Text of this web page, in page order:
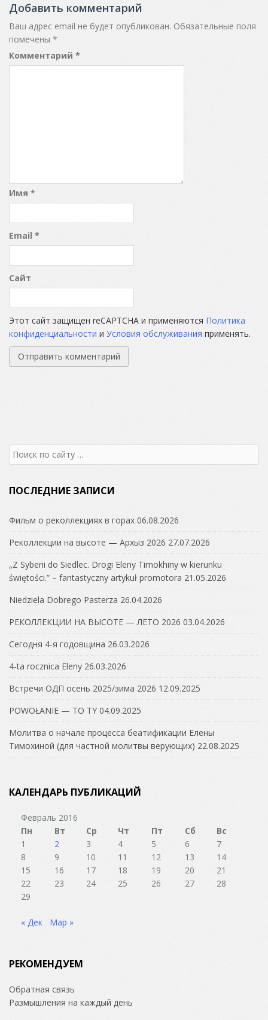
Добавить комментарий
Ваш адрес email не будет опубликован. Обязательные поля
помечены *
Комментарий *
Имя *
Email *
Сайт
Этот сайт защищен reCAPTCHA и применяются Политика
конфиденциальности и Условия обслуживания применять.
Search
for:
ПОСЛЕДНИЕ ЗАПИСИ
Фильм о реколлекциях в горах 06.08.2026
Реколлекции на высоте — Архыз 2026 27.07.2026
„Z Syberii do Siedlec. Drogi Eleny Timokhiny w kierunku
świętości.” – fantastyczny artykuł promotora 21.05.2026
Niedziela Dobrego Pasterza 26.04.2026
РЕКОЛЛЕКЦИИ НА ВЫСОТЕ — ЛЕТО 2026 03.04.2026
Сегодня 4-я годовщина 26.03.2026
4-ta rocznica Eleny 26.03.2026
Встречи ОДП осень 2025/зима 2026 12.09.2025
POWOŁANIE — TO TY 04.09.2025
Молитва о начале процесса беатификации Елены
Тимохиной (для частной молитвы верующих) 22.08.2025
КАЛЕНДАРЬ ПУБЛИКАЦИЙ
Февраль 2016
Пн
Вт Ср Чт Пт Сб
Вс
1
2 3 4 5 6
7
8
9 10 11 12 13
14
15
16 17 18 19 20
21
22
23 24 25 26 27
28
29
« Дек Мар »
РЕКОМЕНДУЕМ
Обратная связь
Размышления на каждый день